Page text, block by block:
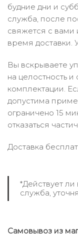
будние дни и
служба, после
свяжется с вами
время доставки.
Вы вскрываете
на целостность и
комплектации.
допустима
ограничено 15
отказаться
Доставка
*Действует
служба,
Самовывоз из